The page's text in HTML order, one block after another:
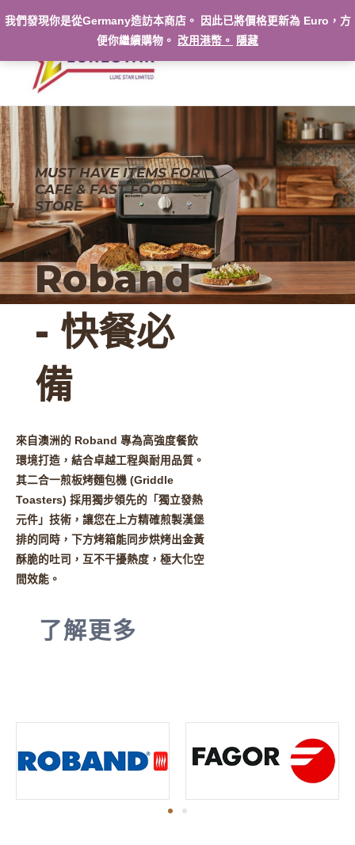
至
容
MUST HAVE ITEMS FOR
CAFE & FAST FOOD
STORE
Roband
- 快餐必
備
來自澳洲的 Roband 專為高強度餐飲
環境打造，結合卓越工程與耐用品質。
其二合一煎板烤麵包機 (Griddle
Toasters) 採用獨步領先的「獨立發熱
元件」技術，讓您在上方精確煎製漢堡
排的同時，下方烤箱能同步烘烤出金黃
酥脆的吐司，互不干擾熱度，極大化空
間效能。
了解更多
我們發現你是從Germany造訪本商店。 因此已將價格更新為 Euro，方
便你繼續購物。 改用港幣。 隱藏